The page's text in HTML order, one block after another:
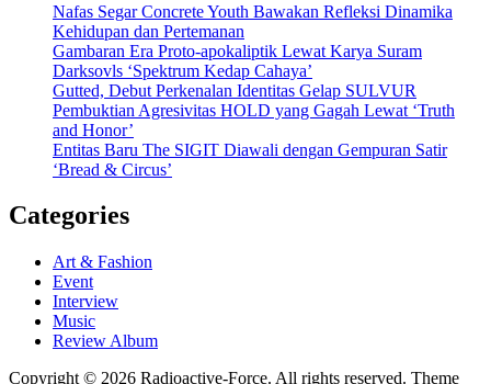
Nafas Segar Concrete Youth Bawakan Refleksi Dinamika
Kehidupan dan Pertemanan
Gambaran Era Proto-apokaliptik Lewat Karya Suram
Darksovls ‘Spektrum Kedap Cahaya’
Gutted, Debut Perkenalan Identitas Gelap SULVUR
Pembuktian Agresivitas HOLD yang Gagah Lewat ‘Truth
and Honor’
Entitas Baru The SIGIT Diawali dengan Gempuran Satir
‘Bread & Circus’
Categories
Art & Fashion
Event
Interview
Music
Review Album
Copyright © 2026 Radioactive-Force. All rights reserved. Theme